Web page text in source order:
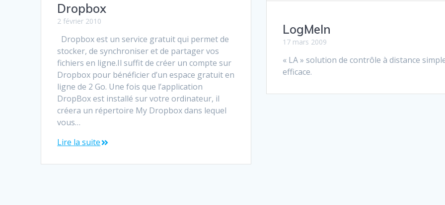
Dropbox
2 février 2010
Dropbox est un service gratuit qui permet de
stocker, de synchroniser et de partager vos
fichiers en ligne.Il suffit de créer un compte sur
Dropbox pour bénéficier d’un espace gratuit en
ligne de 2 Go. Une fois que l’application
DropBox est installé sur votre ordinateur, il
créera un répertoire My Dropbox dans lequel
vous…
Lire la suite
LogMeIn
17 mars 2009
« LA » solution de contrôle à distance
efficace.